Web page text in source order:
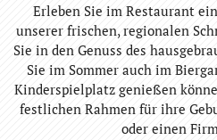
Erleben Sie im Restaurant
unserer frischen, regionalen
Sie in den Genuss des
Sie im Sommer auch im
Kinderspielplatz genießen
festlichen Rahmen für ihre
oder einen